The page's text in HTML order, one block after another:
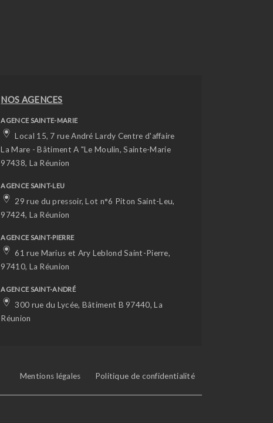
NOS AGENCES
AGENCE SAINTE-MARIE
Local 15, 7 rue André Lardy Centre d'affaire
La Mare - Bâtiment A "Le Moulin, Sainte-Marie
97438, La Réunion
AGENCE SAINT-LEU
29 rue du pressoir, Lot n°6 Piton Saint-Leu,
97424, La Réunion
AGENCE SAINT-PIERRE
61 rue Marius et Ary Leblond Saint-Pierre,
97410, La Réunion
AGENCE SAINT-ANDRÉ
300 rue du Lycée, Bâtiment B 97440, La
Réunion
Mentions légales Politique de confidentialité